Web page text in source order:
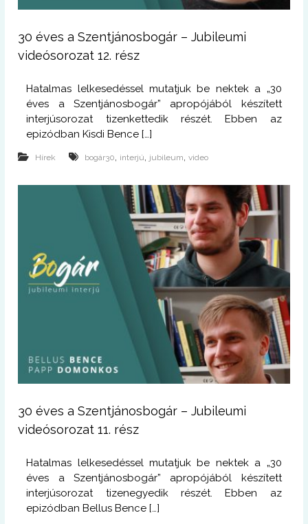
30 éves a Szentjánosbogár – Jubileumi
videósorozat 12. rész
Hatalmas lelkesedéssel mutatjuk be nektek a „30
éves a Szentjánosbogár” apropójából készített
interjúsorozat tizenkettedik részét. Ebben az
epizódban Kisdi Bence […]
Hírek bogár30 interjú jubileum ,video
30 éves a Szentjánosbogár – Jubileumi
videósorozat 11. rész
Hatalmas lelkesedéssel mutatjuk be nektek a „30
éves a Szentjánosbogár” apropójából készített
interjúsorozat tizenegyedik részét. Ebben az
epizódban Bellus Bence […]